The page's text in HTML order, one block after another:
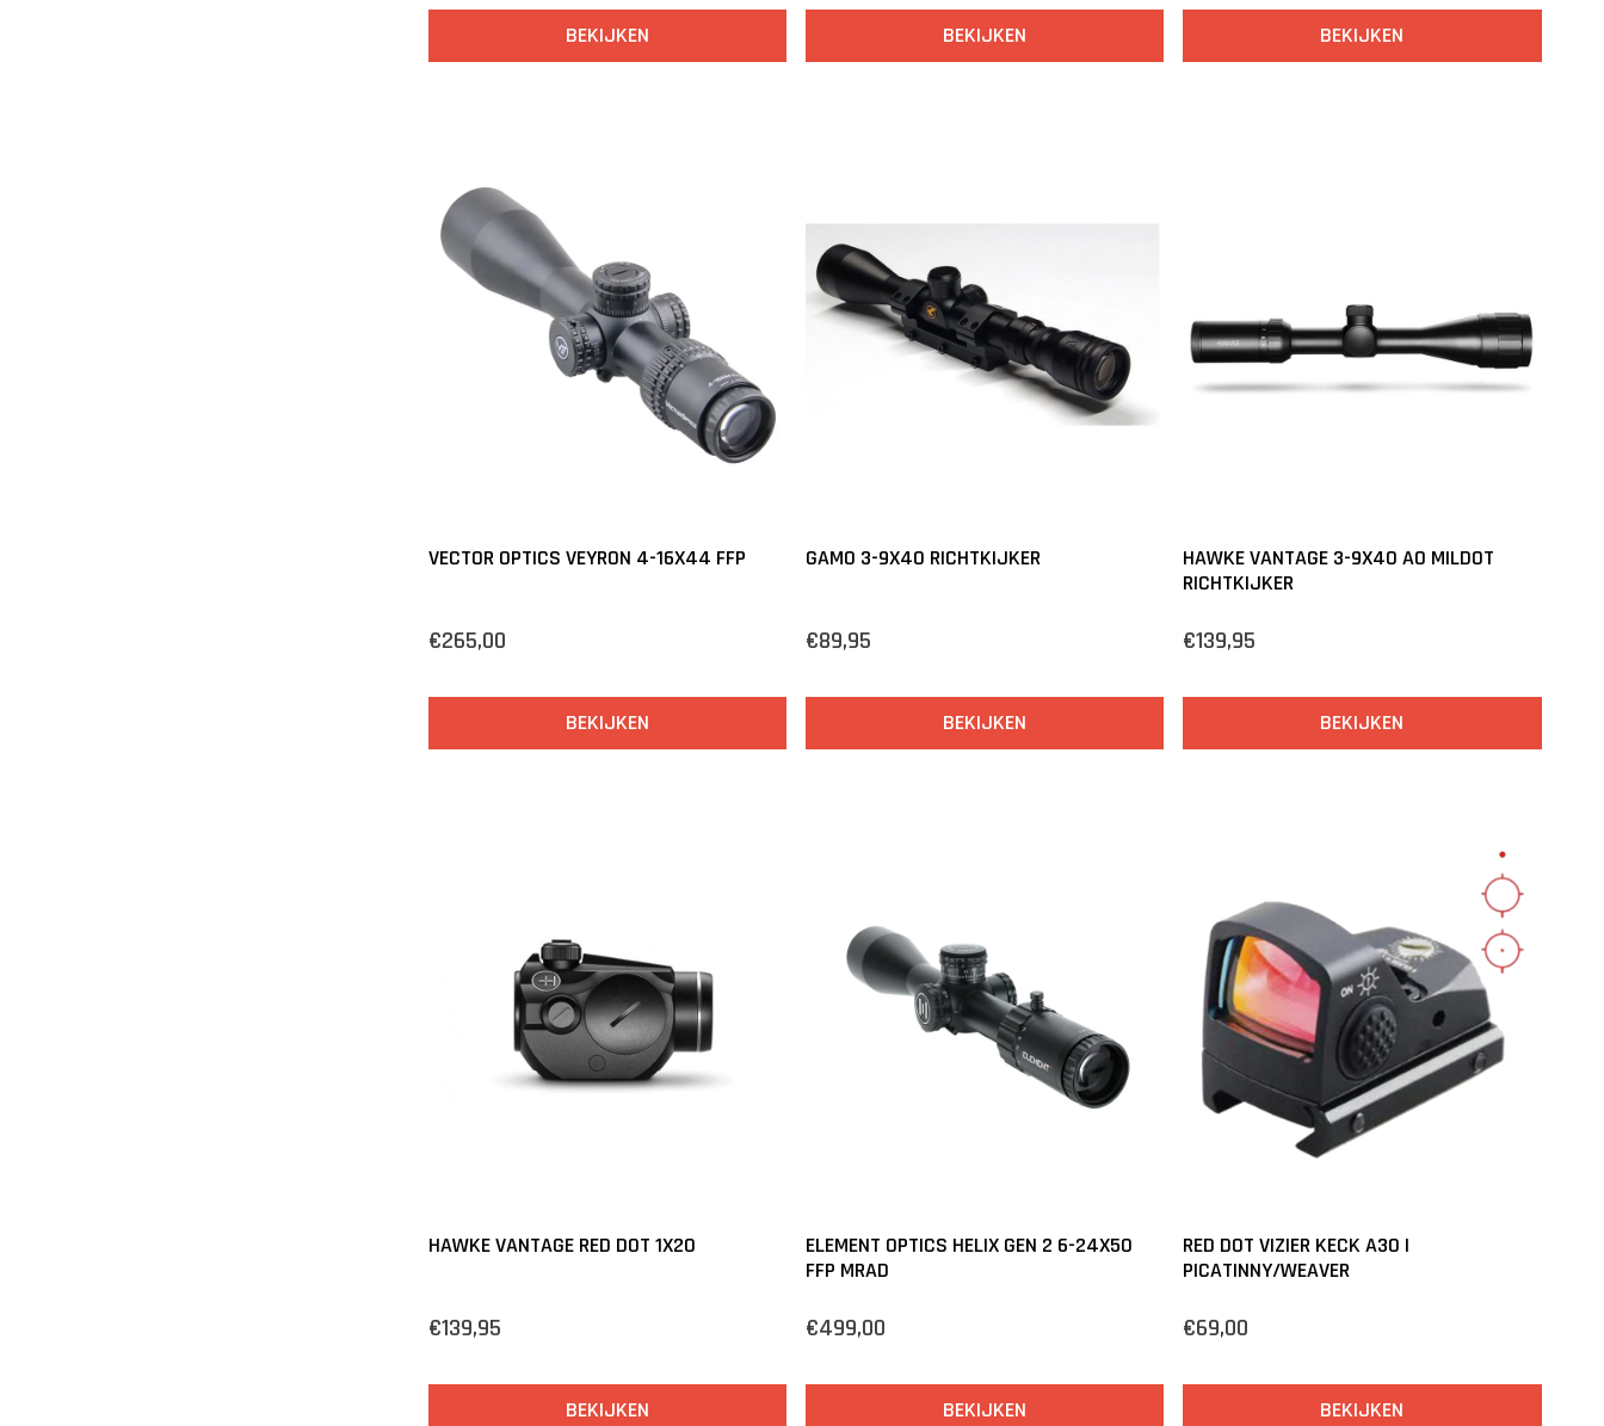
BEKIJKEN BEKIJKEN BEKIJKEN
VECTOR OPTICS VEYRON 4-16X44 FFP
€265,00
BEKIJKEN
GAMO 3-9X40 RICHTKIJKER
€89,95
BEKIJKEN
HAWKE VANTAGE 3-9X40 AO MILDOT
RICHTKIJKER
€139,95
BEKIJKEN
HAWKE VANTAGE RED DOT 1X20
€139,95
BEKIJKEN
ELEMENT OPTICS HELIX GEN 2 6-24X50
FFP MRAD
€499,00
BEKIJKEN
RED DOT VIZIER KECK A30 |
PICATINNY/WEAVER
€69,00
BEKIJKEN